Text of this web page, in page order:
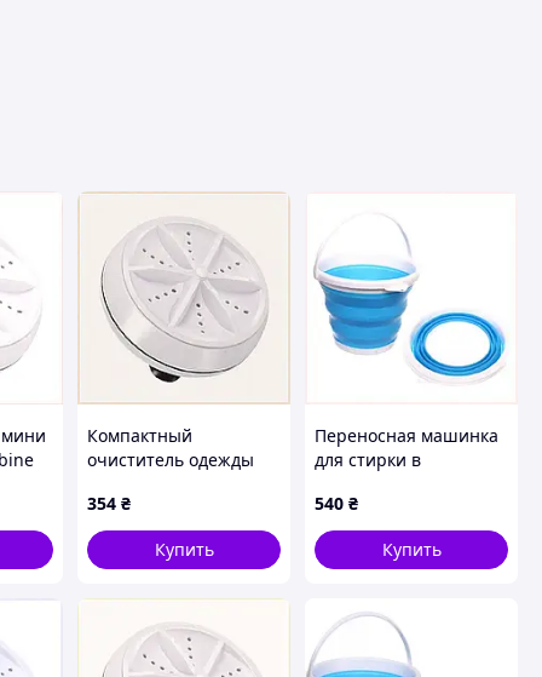
мини
Компактный
очиститель одежды
5V, 851585CB0
354 ₴
Купить
Переносная машинка
для стирки в
85E158E53
540 ₴
Купить